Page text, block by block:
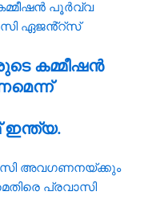
കമ്മീഷൻ